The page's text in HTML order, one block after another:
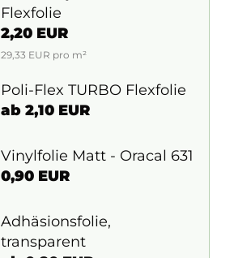
Flexfolie
2,20 EUR
29,33 EUR pro m²
Poli-Flex TURBO Flexfolie
ab 2,10 EUR
Vinylfolie Matt - Oracal 631
0,90 EUR
Adhäsionsfolie,
transparent